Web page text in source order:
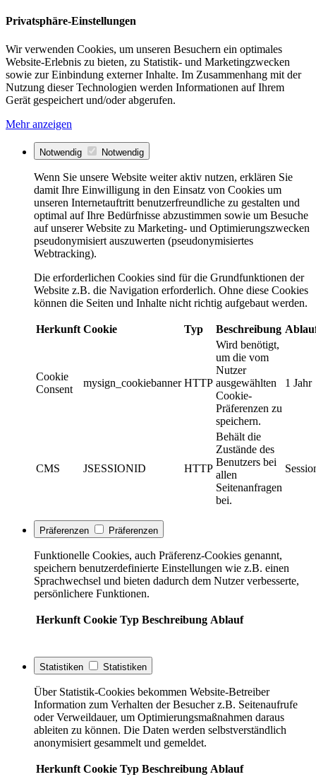
Privatsphäre-Einstellungen
Wir verwenden Cookies, um unseren Besuchern ein optimales
Website-Erlebnis zu bieten, zu Statistik- und Marketingzwecken
sowie zur Einbindung externer Inhalte. Im Zusammenhang mit der
Nutzung dieser Technologien werden Informationen auf Ihrem
Gerät gespeichert und/oder abgerufen.
Mehr anzeigen
Notwendig Notwendig
Wenn Sie unsere Website weiter aktiv nutzen, erklären Sie
damit Ihre Einwilligung in den Einsatz von Cookies um
unseren Internetauftritt benutzerfreundliche zu gestalten und
optimal auf Ihre Bedürfnisse abzustimmen sowie um Besuche
auf unserer Website zu Marketing- und Optimierungszwecken
pseudonymisiert auszuwerten (pseudonymisiertes
Webtracking).
Die erforderlichen Cookies sind für die Grundfunktionen der
Website z.B. die Navigation erforderlich. Ohne diese Cookies
können die Seiten und Inhalte nicht richtig aufgebaut werden.
Herkunft Cookie Typ Beschreibung
Cookie
Consent
mysign_cookiebanner HTTP
Wird benötigt,
um die vom
Nutzer
ausgewählten
Cookie-
Präferenzen zu
speichern.
1 Jahr
CMS JSESSIONID HTTP
Behält die
Zustände des
Benutzers bei
allen
Seitenanfragen
bei.
Präferenzen Präferenzen
Funktionelle Cookies, auch Präferenz-Cookies genannt,
speichern benutzerdefinierte Einstellungen wie z.B. einen
Sprachwechsel und bieten dadurch dem Nutzer verbesserte,
persönlichere Funktionen.
Herkunft Cookie Typ Beschreibung Ablauf
Statistiken Statistiken
Über Statistik-Cookies bekommen Website-Betreiber
Information zum Verhalten der Besucher z.B. Seitenaufrufe
oder Verweildauer, um Optimierungsmaßnahmen daraus
ableiten zu können. Die Daten werden selbstverständlich
anonymisiert gesammelt und gemeldet.
Herkunft Cookie Typ Beschreibung Ablauf